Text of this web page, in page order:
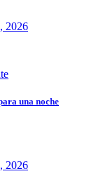
2026
una noche
2026